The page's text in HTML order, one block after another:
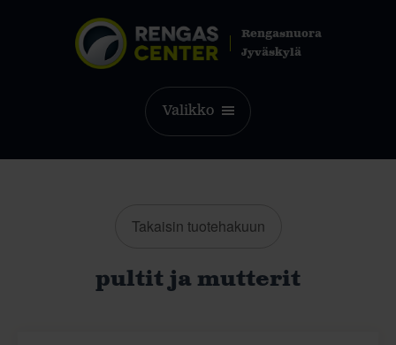
Rengasnuora
Jyväskylä
Valikko
Takaisin tuotehakuun
pultit ja mutterit